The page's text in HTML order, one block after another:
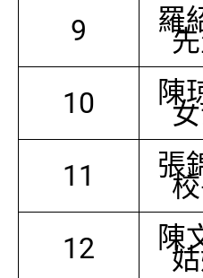
9 羅
10 陳
11 張
12 陳